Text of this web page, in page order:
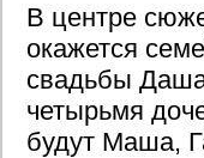
В центре
окажется
свадьбы Даша
четырьмя
будут Маша,